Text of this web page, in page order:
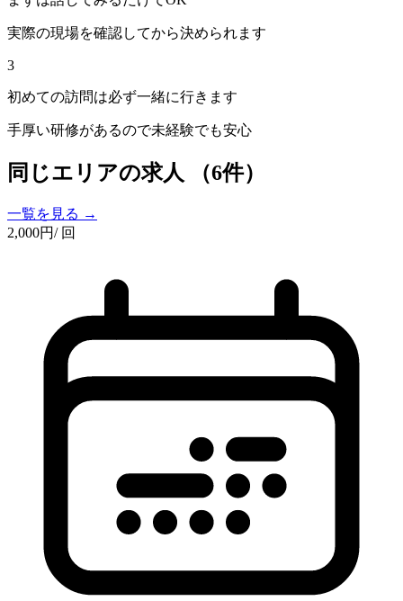
実際の現場を確認してから決められます
3
初めての訪問は必ず一緒に行きます
手厚い研修があるので未経験でも安心
同じエリアの求人 （6件）
一覧を見る →
2,000円/ 回